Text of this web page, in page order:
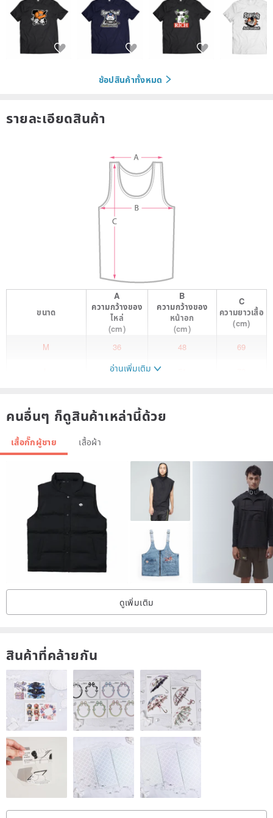
ช้อปสินค้าทั้งหมด
รายละเอียดสินค้า
ขนาด
A
ความกว้างของ
ไหล่
(cm)
B
ความกว้างของ
หน้าอก
(cm)
C
ความยาวเสื้อ
(cm)
M 36 48 69
36
180 g/m2 (5.3oz per square yard)
100% ring spun cotton, preshrunk jersey
RS sport grey: 90% cotton/10%polyester
Elastic neckline and armholes
Double needle hem hem
Lifted seam cut to avoid center crease
อ่านเพิ่มเติม
คนอื่นๆ ก็ดูสินค้าเหล่านี้ด้วย
เสื้อกั๊กผู้ชาย เสื้อผ้า
ดูเพิ่มเติม
สินค้าที่คล้ายกัน